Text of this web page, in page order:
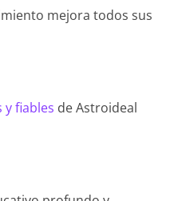
mejora todos sus
y fiables de Astroideal